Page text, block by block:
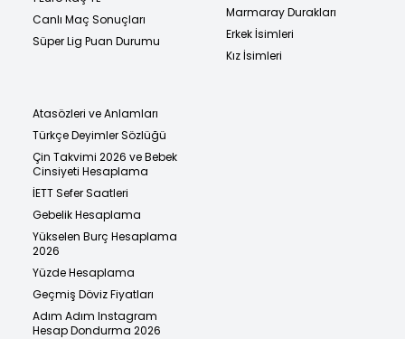
Canlı Maç Sonuçları
Süper Lig Puan Durumu
Marmaray Durakları
Erkek İsimleri
Kız İsimleri
Atasözleri ve Anlamları
Türkçe Deyimler Sözlüğü
Çin Takvimi 2026 ve Bebek
Cinsiyeti Hesaplama
İETT Sefer Saatleri
Gebelik Hesaplama
Yükselen Burç Hesaplama
2026
Yüzde Hesaplama
Geçmiş Döviz Fiyatları
Adım Adım Instagram
Hesap Dondurma 2026